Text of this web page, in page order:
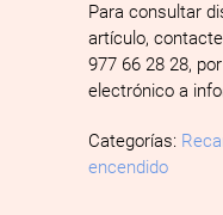
Para consultar
artículo,
977 66 28 28,
electrónico a
Categorías:
encendido